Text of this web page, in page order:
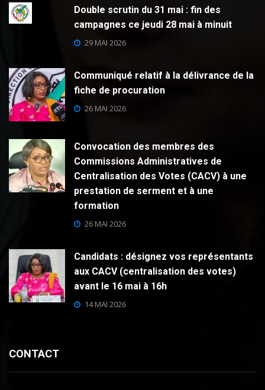
Double scrutin du 31 mai : fin des
campagnes ce jeudi 28 mai à minuit
29 MAI 2026
Communiqué relatif à la délivrance de la
fiche de procuration
26 MAI 2026
Convocation des membres des
Commissions Administratives de
Centralisation des Votes (CACV) à une
prestation de serment et à une
formation
26 MAI 2026
Candidats : désignez vos représentants
aux CACV (centralisation des votes)
avant le 16 mai à 16h
14 MAI 2026
CONTACT